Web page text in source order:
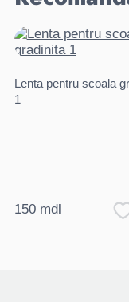
Lenta pentru scoala
1
150 mdl